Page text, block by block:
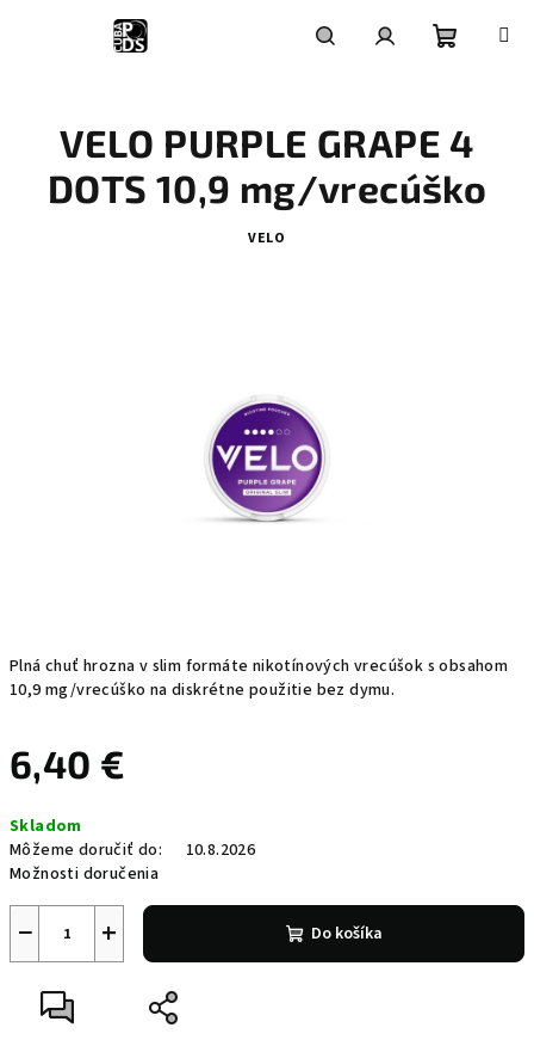
košík
Plná chuť hrozna v slim formáte nikotínových vrecúšok s obsahom
10,9 mg/vrecúško na diskrétne použitie bez dymu.
6,40 €
cena:
Skladom
Môžeme doručiť do:
10.8.2026
Možnosti doručenia
+
− Do košíka
VELO PURPLE GRAPE 4
DOTS 10,9 mg/vrecúško
VELO